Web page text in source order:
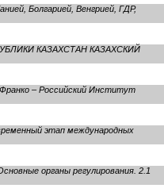
Болгарией, Венгрией, ГДР,
КАЗАХСТАН КАЗАХСКИЙ
– Российский Институт
этап международных
органы регулирования. 2.1